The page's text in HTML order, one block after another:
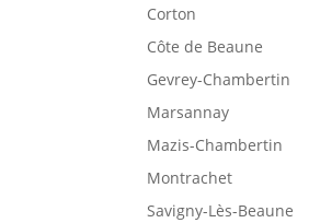
Corton
Côte de Beaune
Gevrey-Chambertin
Marsannay
Mazis-Chambertin
Montrachet
Savigny-Lès-Beaune